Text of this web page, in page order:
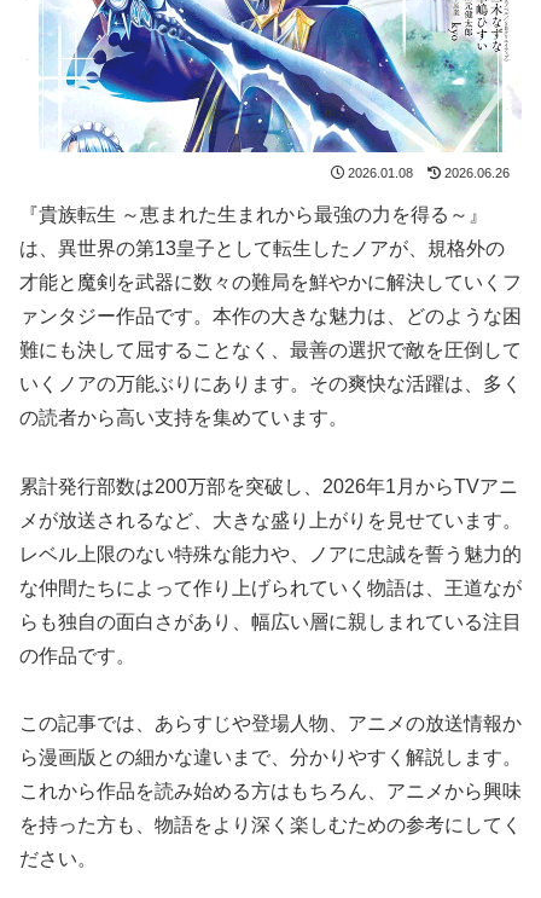
2026.01.08 2026.06.26
『貴族転生 ～恵まれた生まれから最強の力を得る～』
は、異世界の第13皇子として転生したノアが、規格外の
才能と魔剣を武器に数々の難局を鮮やかに解決していくフ
ァンタジー作品です。本作の大きな魅力は、どのような困
難にも決して屈することなく、最善の選択で敵を圧倒して
いくノアの万能ぶりにあります。その爽快な活躍は、多く
の読者から高い支持を集めています。
累計発行部数は200万部を突破し、2026年1月からTVアニ
メが放送されるなど、大きな盛り上がりを見せています。
レベル上限のない特殊な能力や、ノアに忠誠を誓う魅力的
な仲間たちによって作り上げられていく物語は、王道なが
らも独自の面白さがあり、幅広い層に親しまれている注目
の作品です。
この記事では、あらすじや登場人物、アニメの放送情報か
ら漫画版との細かな違いまで、分かりやすく解説します。
これから作品を読み始める方はもちろん、アニメから興味
を持った方も、物語をより深く楽しむための参考にしてく
ださい。